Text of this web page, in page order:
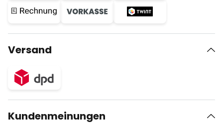
Versand
Kundenmeinungen